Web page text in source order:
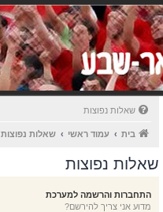
שאלות נפוצות
בית עמוד ראשי שאלות נפוצות
שאלות נפוצות
התחברות והרשמה למערכת
מדוע אני צריך להירשם?